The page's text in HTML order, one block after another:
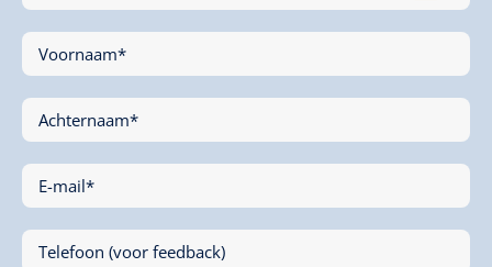
Voornaam*
Achternaam*
E-mail*
Telefoon (voor feedback)